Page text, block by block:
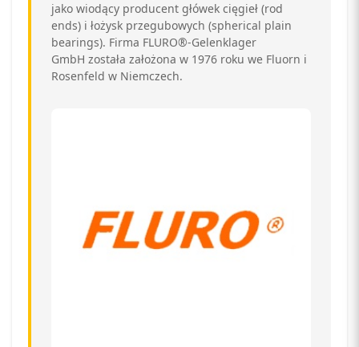
jako wiodący producent główek cięgieł (rod
ends) i łożysk przegubowych (spherical plain
bearings). Firma FLURO®-Gelenklager
GmbH została założona w 1976 roku we Fluorn i
Rosenfeld w Niemczech.